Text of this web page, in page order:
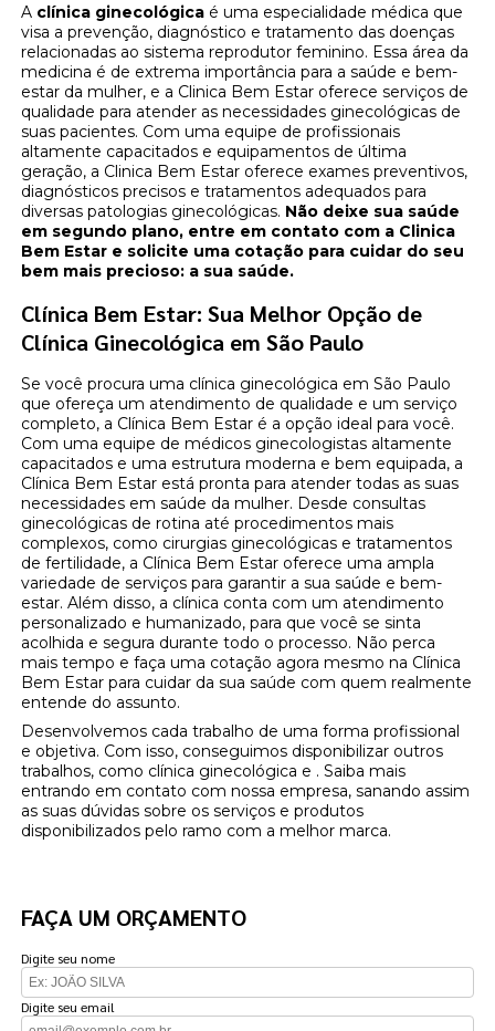
A clínica ginecológica é uma especialidade médica que
visa a prevenção, diagnóstico e tratamento das doenças
relacionadas ao sistema reprodutor feminino. Essa área da
medicina é de extrema importância para a saúde e bem-
estar da mulher, e a Clinica Bem Estar oferece serviços de
qualidade para atender as necessidades ginecológicas de
suas pacientes. Com uma equipe de profissionais
altamente capacitados e equipamentos de última
geração, a Clinica Bem Estar oferece exames preventivos,
diagnósticos precisos e tratamentos adequados para
diversas patologias ginecológicas. Não deixe sua saúde
em segundo plano, entre em contato com a Clinica
Bem Estar e solicite uma cotação para cuidar do seu
bem mais precioso: a sua saúde.
Clínica Bem Estar: Sua Melhor Opção de
Clínica Ginecológica em São Paulo
Se você procura uma clínica ginecológica em São Paulo
que ofereça um atendimento de qualidade e um serviço
completo, a Clínica Bem Estar é a opção ideal para você.
Com uma equipe de médicos ginecologistas altamente
capacitados e uma estrutura moderna e bem equipada, a
Clínica Bem Estar está pronta para atender todas as suas
necessidades em saúde da mulher. Desde consultas
ginecológicas de rotina até procedimentos mais
complexos, como cirurgias ginecológicas e tratamentos
de fertilidade, a Clínica Bem Estar oferece uma ampla
variedade de serviços para garantir a sua saúde e bem-
estar. Além disso, a clínica conta com um atendimento
personalizado e humanizado, para que você se sinta
acolhida e segura durante todo o processo. Não perca
mais tempo e faça uma cotação agora mesmo na Clínica
Bem Estar para cuidar da sua saúde com quem realmente
entende do assunto.
Desenvolvemos cada trabalho de uma forma profissional
e objetiva. Com isso, conseguimos disponibilizar outros
trabalhos, como clínica ginecológica e . Saiba mais
entrando em contato com nossa empresa, sanando assim
as suas dúvidas sobre os serviços e produtos
disponibilizados pelo ramo com a melhor marca.
FAÇA UM ORÇAMENTO
Digite seu nome
Digite seu email